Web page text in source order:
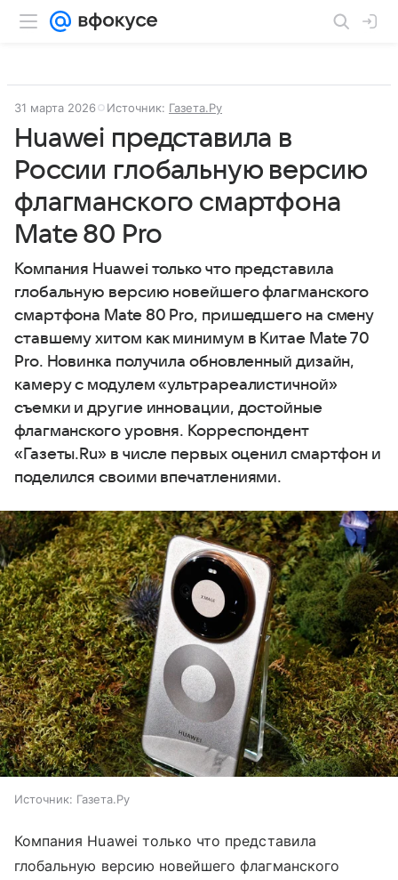
31 марта 2026 Источник: Газета.Ру
Huawei представила в
России глобальную версию
флагманского смартфона
Mate 80 Pro
Компания Huawei только что представила
глобальную версию новейшего флагманского
смартфона Mate 80 Pro, пришедшего на смену
ставшему хитом как минимум в Китае Mate 70
Pro. Новинка получила обновленный дизайн,
камеру с модулем «ультрареалистичной»
съемки и другие инновации, достойные
флагманского уровня. Корреспондент
«Газеты.Ru» в числе первых оценил смартфон и
поделился своими впечатлениями.
Источник: Газета.Ру
Компания Huawei только что представила
глобальную версию новейшего флагманского